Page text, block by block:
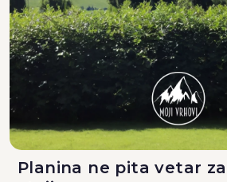
Planina ne pita vetar